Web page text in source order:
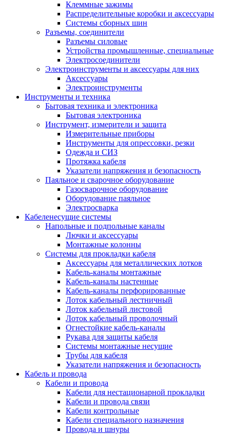
Клеммные зажимы
Распределительные коробки и аксессуары
Системы сборных шин
Разъемы, соединители
Разъемы силовые
Устройства промышленные, специальные
Электросоединители
Электроинструменты и аксессуары для них
Аксессуары
Электроинструменты
Инструменты и техника
Бытовая техника и электроника
Бытовая электроника
Инструмент, измерители и защита
Измерительные приборы
Инструменты для опрессовки, резки
Одежда и СИЗ
Протяжка кабеля
Указатели напряжения и безопасность
Паяльное и сварочное оборудование
Газосварочное оборудование
Оборудование паяльное
Электросварка
Кабеленесущие системы
Напольные и подпольные каналы
Лючки и аксессуары
Монтажные колонны
Системы для прокладки кабеля
Аксессуары для металлических лотков
Кабель-каналы монтажные
Кабель-каналы настенные
Кабель-каналы перфорированные
Лоток кабельный лестничный
Лоток кабельный листовой
Лоток кабельный проволочный
Огнестойкие кабель-каналы
Рукава для защиты кабеля
Системы монтажные несущие
Трубы для кабеля
Указатели напряжения и безопасность
Кабель и провода
Кабели и провода
Кабели для нестационарной прокладки
Кабели и провода связи
Кабели контрольные
Кабели специального назначения
Провода и шнуры